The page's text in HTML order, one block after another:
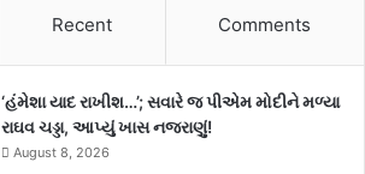
Recent Comments
‘હંમેશા યાદ રાખીશ…’; સવારે જ પીએમ મોદીને મળ્યા
રાઘવ ચડ્ડા, આપ્યું ખાસ નજરાણું!
August 8, 2026